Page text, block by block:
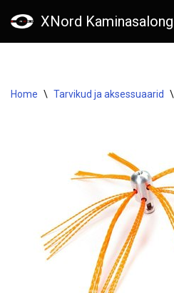
XNord Kaminasalong
Home \ Tarvikud ja aksessuaarid \